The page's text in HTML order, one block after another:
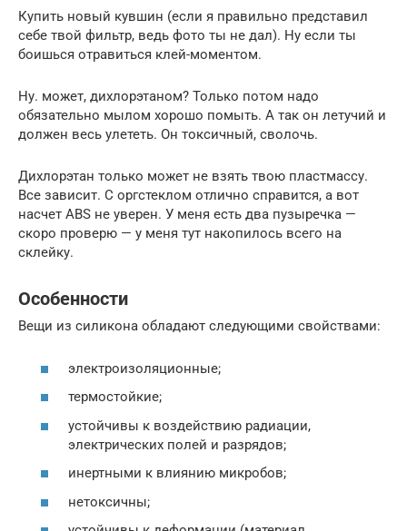
Купить новый кувшин (если я правильно представил
себе твой фильтр, ведь фото ты не дал). Ну если ты
боишься отравиться клей-моментом.
Ну. может, дихлорэтаном? Только потом надо
обязательно мылом хорошо помыть. А так он летучий и
должен весь улететь. Он токсичный, сволочь.
Дихлорэтан только может не взять твою пластмассу.
Все зависит. С оргстеклом отлично справится, а вот
насчет ABS не уверен. У меня есть два пузыречка —
скоро проверю — у меня тут накопилось всего на
склейку.
Особенности
Вещи из силикона обладают следующими свойствами:
электроизоляционные;
термостойкие;
устойчивы к воздействию радиации,
электрических полей и разрядов;
инертными к влиянию микробов;
нетоксичны;